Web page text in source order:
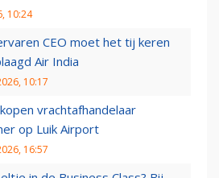
10:24
CEO moet het tij keren
Air India
10:17
kopen vrachtafhandelaar
op Luik Airport
16:57